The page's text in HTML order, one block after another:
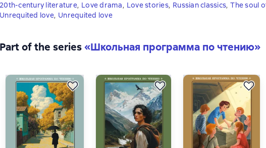
20th-century literature, Love drama, Love stories, Russian classics, The soul
Unrequited love, Unrequited love
Part of the series«Школьная программа по чтению»